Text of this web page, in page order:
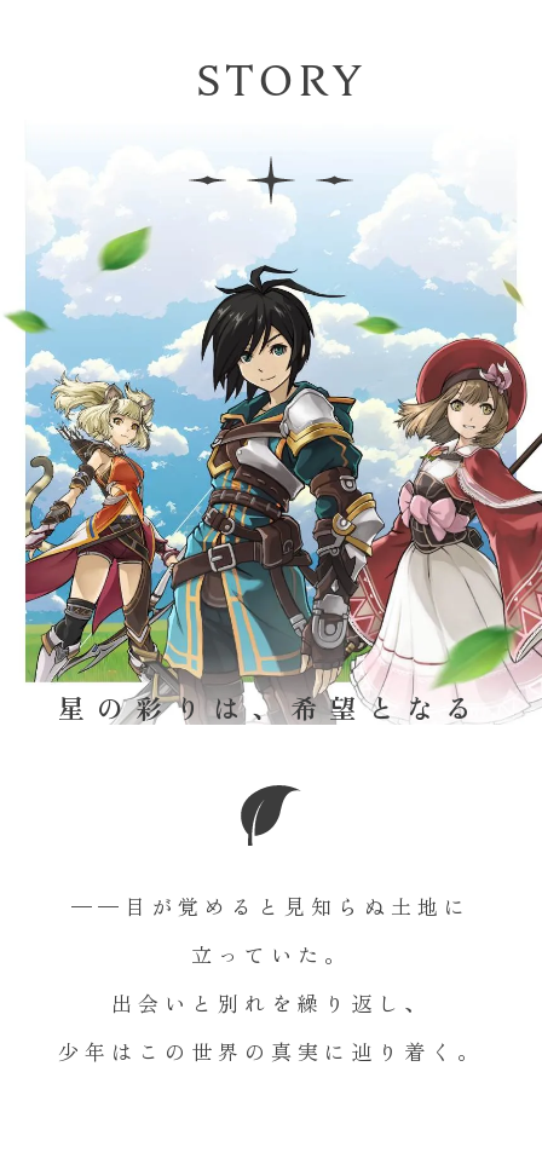
STORY
星の彩りは、希望となる
——目が覚めると見知らぬ土地に
立っていた。
出会いと別れを繰り返し、
少年はこの世界の真実に辿り着く。